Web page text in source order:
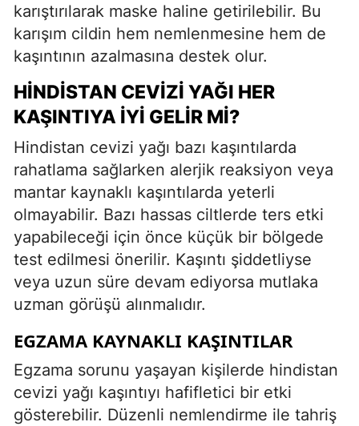
karıştırılarak maske haline getirilebilir. Bu
karışım cildin hem nemlenmesine hem de
kaşıntının azalmasına destek olur.
HINDISTAN CEVIZI YAĞI HER
KAŞINTIYA İYI GELIR MI?
Hindistan cevizi yağı bazı kaşıntılarda
rahatlama sağlarken alerjik reaksiyon veya
mantar kaynaklı kaşıntılarda yeterli
olmayabilir. Bazı hassas ciltlerde ters etki
yapabileceği için önce küçük bir bölgede
test edilmesi önerilir. Kaşıntı şiddetliyse
veya uzun süre devam ediyorsa mutlaka
uzman görüşü alınmalıdır.
EGZAMA KAYNAKLI KAŞINTILAR
Egzama sorunu yaşayan kişilerde hindistan
cevizi yağı kaşıntıyı hafifletici bir etki
gösterebilir. Düzenli nemlendirme ile tahriş